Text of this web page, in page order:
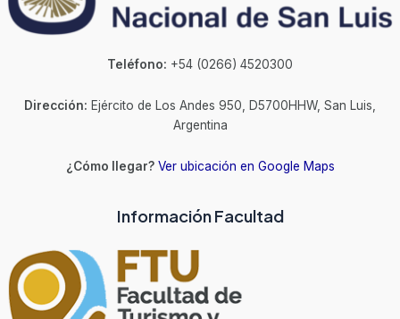
Teléfono: +54 (0266) 4520300
Dirección: Ejército de Los Andes 950, D5700HHW, San Luis,
Argentina
¿Cómo llegar? Ver ubicación en Google Maps
Información Facultad